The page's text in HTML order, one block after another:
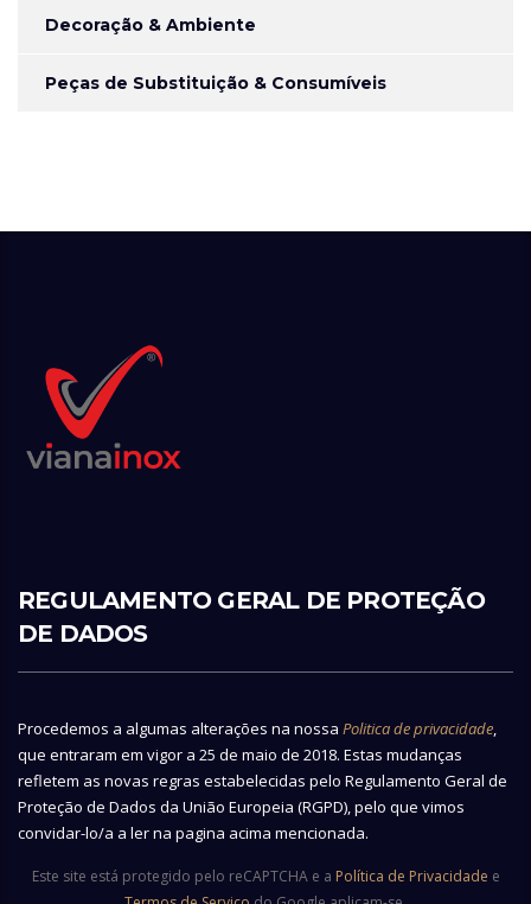
Decoração & Ambiente
Peças de Substituição & Consumíveis
REGULAMENTO GERAL DE PROTEÇÃO
DE DADOS
Procedemos a algumas alterações na nossa Politica de privacidade,
que entraram em vigor a 25 de maio de 2018. Estas mudanças
refletem as novas regras estabelecidas pelo Regulamento Geral de
Proteção de Dados da União Europeia (RGPD), pelo que vimos
convidar-lo/a a ler na pagina acima mencionada.
Este site está protegido pelo reCAPTCHA e a Política de Privacidade e